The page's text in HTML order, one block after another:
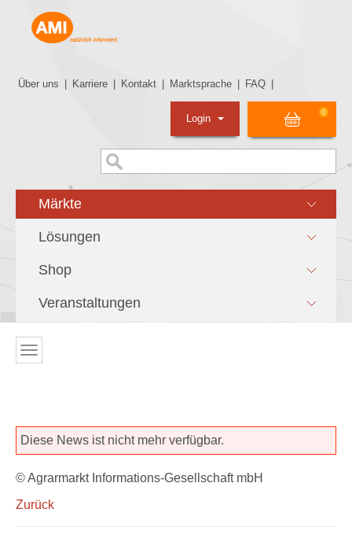
Über uns Karriere Kontakt Marktsprache FAQ
0
Login
Märkte
Lösungen
Shop
Veranstaltungen
Diese News ist nicht mehr verfügbar.
© Agrarmarkt Informations-Gesellschaft mbH
Zurück